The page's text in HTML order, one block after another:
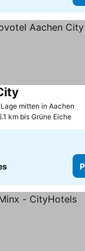
mitten in Aachen
km bis Grüne Eiche